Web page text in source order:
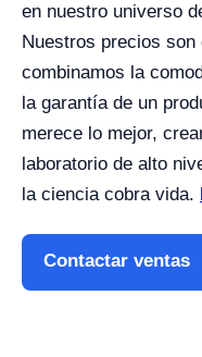
en nuestro universo
Nuestros precios
combinamos la
la garantía de un
merece lo mejor,
laboratorio de alto
la ciencia cobra vida.
Contactar ventas